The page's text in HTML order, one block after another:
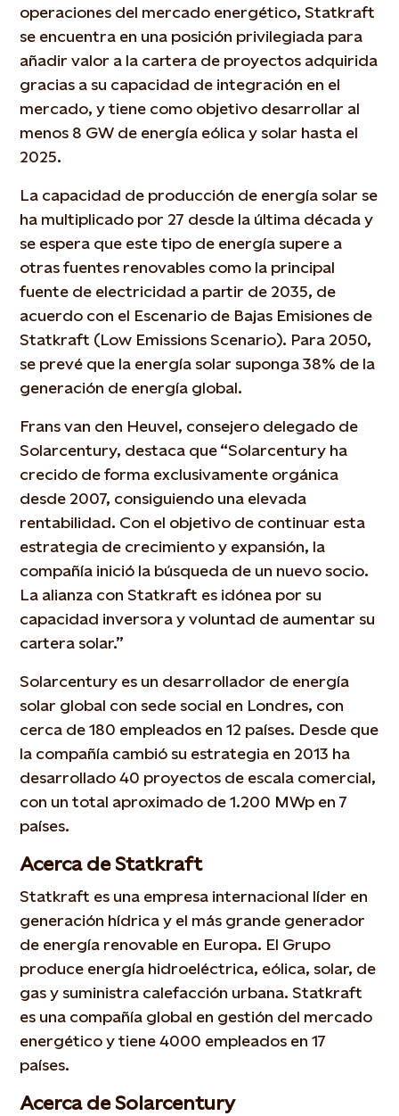
operaciones del mercado energético, Statkraft
se encuentra en una posición privilegiada para
añadir valor a la cartera de proyectos adquirida
gracias a su capacidad de integración en el
mercado, y tiene como objetivo desarrollar al
menos 8 GW de energía eólica y solar hasta el
2025.
La capacidad de producción de energía solar se
ha multiplicado por 27 desde la última década y
se espera que este tipo de energía supere a
otras fuentes renovables como la principal
fuente de electricidad a partir de 2035, de
acuerdo con el Escenario de Bajas Emisiones de
Statkraft (Low Emissions Scenario). Para 2050,
se prevé que la energía solar suponga 38% de la
generación de energía global.
Frans van den Heuvel, consejero delegado de
Solarcentury, destaca que “Solarcentury ha
crecido de forma exclusivamente orgánica
desde 2007, consiguiendo una elevada
rentabilidad. Con el objetivo de continuar esta
estrategia de crecimiento y expansión, la
compañía inició la búsqueda de un nuevo socio.
La alianza con Statkraft es idónea por su
capacidad inversora y voluntad de aumentar su
cartera solar.”
Solarcentury es un desarrollador de energía
solar global con sede social en Londres, con
cerca de 180 empleados en 12 países. Desde que
la compañía cambió su estrategia en 2013 ha
desarrollado 40 proyectos de escala comercial,
con un total aproximado de 1.200 MWp en 7
países.
Acerca de Statkraft
Statkraft es una empresa internacional líder en
generación hídrica y el más grande generador
de energía renovable en Europa. El Grupo
produce energía hidroeléctrica, eólica, solar, de
gas y suministra calefacción urbana. Statkraft
es una compañía global en gestión del mercado
energético y tiene 4000 empleados en 17
países.
Acerca de Solarcentury